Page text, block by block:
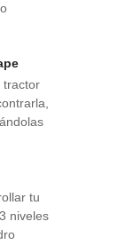
tractor
tu
niveles